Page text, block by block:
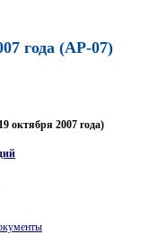
года (АР-07)
октября 2007 года)